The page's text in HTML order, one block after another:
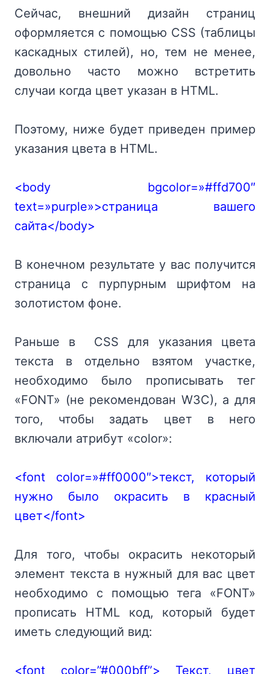
Сейчас, внешний дизайн страниц
оформляется с помощью CSS (таблицы
каскадных стилей), но, тем не менее,
довольно часто можно встретить
случаи когда цвет указан в HTML.
Поэтому, ниже будет приведен пример
указания цвета в HTML.
<body bgcolor=»#ffd700″
text=»purple»>страница вашего
сайта</body>
В конечном результате у вас получится
страница с пурпурным шрифтом на
золотистом фоне.
Раньше в CSS для указания цвета
текста в отдельно взятом участке,
необходимо было прописывать тег
«FONT» (не рекомендован W3C), а для
того, чтобы задать цвет в него
включали атрибут «color»:
<font color=»#ff0000″>текст, который
нужно было окрасить в красный
цвет</font>
Для того, чтобы окрасить некоторый
элемент текста в нужный для вас цвет
необходимо с помощью тега «FONT»
прописать HTML код, который будет
иметь следующий вид:
<font color=”#000bff”> Текст, цвет